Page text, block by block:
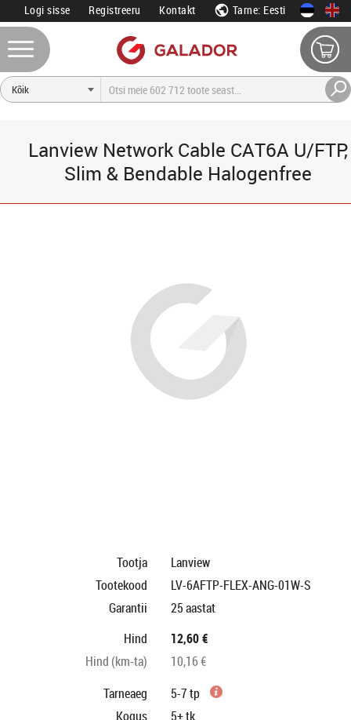
Logi sisse Registreeru Kontakt Tarne: Eesti
Lanview Network Cable CAT6A U/FTP,
Slim & Bendable Halogenfree
Tootja
Lanview
Tootekood
LV-6AFTP-FLEX-ANG-01W-S
Garantii
25 aastat
Hind
12,60 €
Hind (km-ta)
10,16 €
Tarneaeg
5-7 tp
Kogus
5+tk